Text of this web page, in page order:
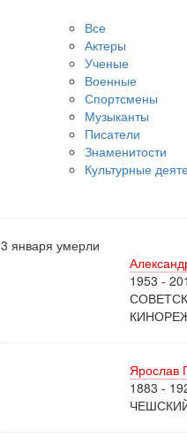
Все
Актеры
Ученые
Военные
Спортсмены
Музыканты
Писатели
Знаменитости
Культурные
3 января умерли
1953 -
Ярослав
1883 -